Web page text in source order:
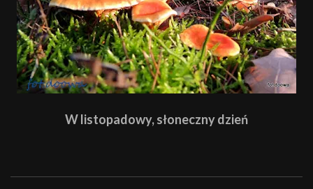
W listopadowy, słoneczny dzień